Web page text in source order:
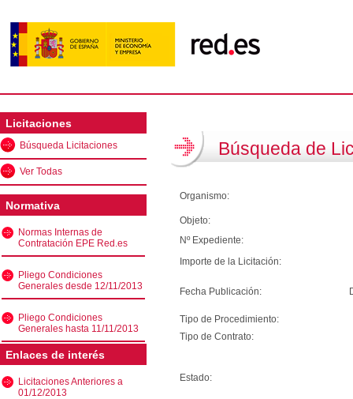
Licitaciones
Búsqueda Licitaciones
Ver Todas
Normativa
Normas Internas de
Contratación EPE Red.es
Pliego Condiciones
Generales desde 12/11/2013
Pliego Condiciones
Generales hasta 11/11/2013
Enlaces de interés
Licitaciones Anteriores a
01/12/2013
Búsqueda de
Organismo:
Objeto:
Nº Expediente:
Importe de la Licitación:
Fecha Publicación:
Tipo de Procedimiento:
Tipo de Contrato:
Estado: